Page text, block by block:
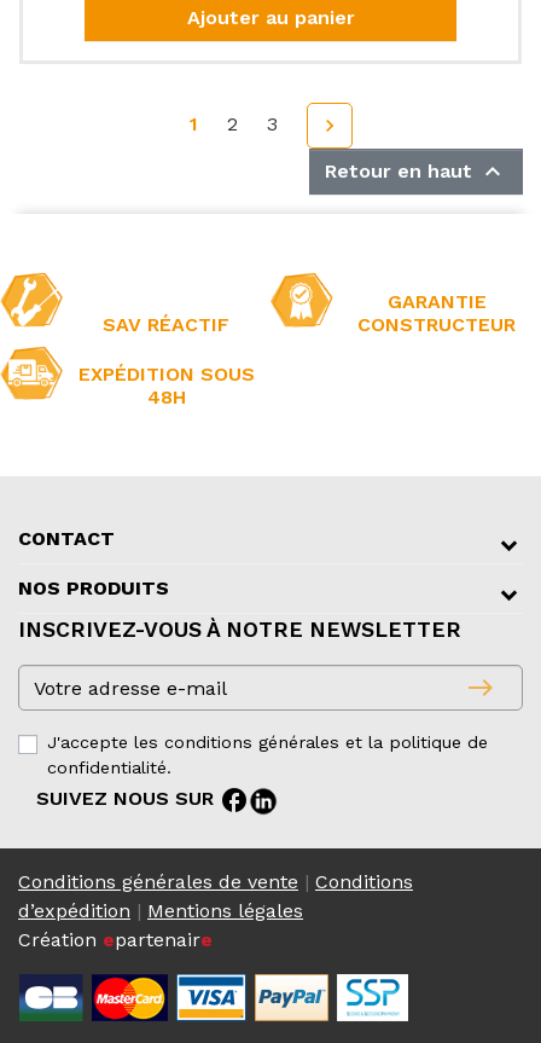
Ajouter au panier
1 2 3 Suivant

Retour en haut 
SAV RÉACTIF
GARANTIE
CONSTRUCTEUR
EXPÉDITION SOUS
48H
CONTACT
NOS PRODUITS
INSCRIVEZ-VOUS À NOTRE NEWSLETTER
east
J'accepte les conditions générales et la politique de
confidentialité.
SUIVEZ NOUS SUR facebook
Conditions générales de vente | Conditions
d’expédition | Mentions légales
Création epartenaire